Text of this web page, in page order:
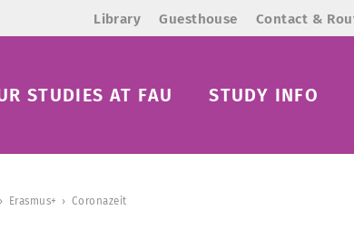
Library Guesthouse Contact &
STUDIES AT FAU STUDY INFO
Erasmus+ Coronazeit